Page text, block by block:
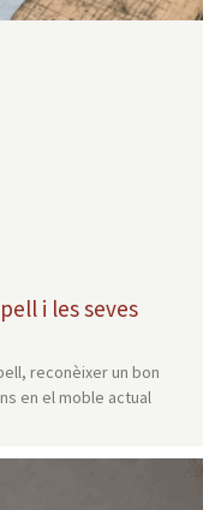
i les seves
reconèixer un bon
en el moble actual